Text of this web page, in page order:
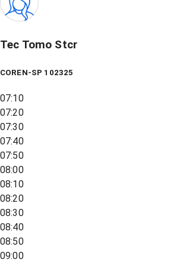
Tec Tomo Stcr
COREN-SP 102325
07:10
07:20
07:30
07:40
07:50
08:00
08:10
08:20
08:30
08:40
08:50
09:00